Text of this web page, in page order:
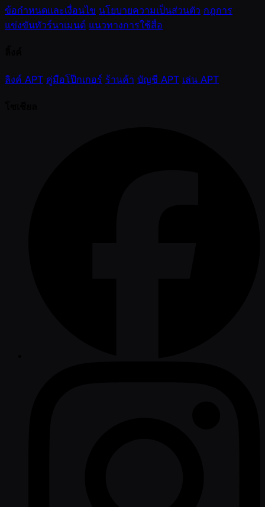
ข้อกำหนดและเงื่อนไข นโยบายความเป็นส่วนตัว กฎการ
แข่งขันทัวร์นาเมนต์ แนวทางการใช้สื่อ
ลิงค์ APT คู่มือโป๊กเกอร์ ร้านค้า บัญชี APT เล่น APT